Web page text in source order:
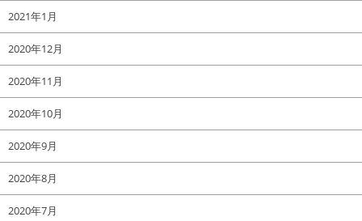
2021年1月
2020年12月
2020年11月
2020年10月
2020年9月
2020年8月
2020年7月